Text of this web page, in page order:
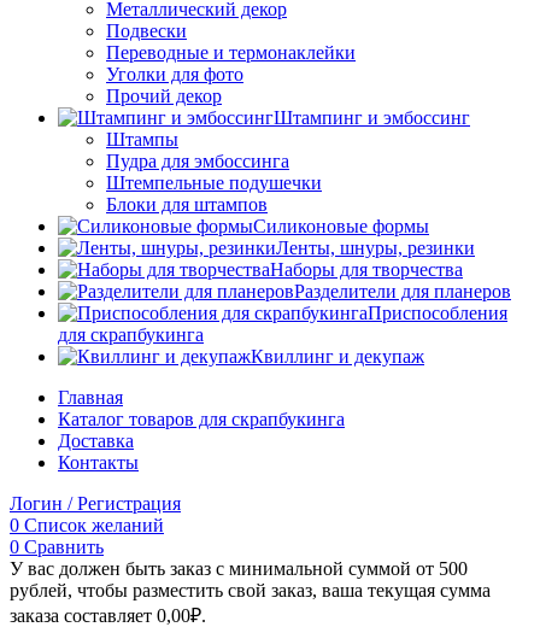
Металлический декор
Подвески
Переводные и термонаклейки
Уголки для фото
Прочий декор
Штампинг и эмбоссинг
Штампы
Пудра для эмбоссинга
Штемпельные подушечки
Блоки для штампов
Силиконовые формы
Ленты, шнуры, резинки
Наборы для творчества
Разделители для планеров
Приспособления
для скрапбукинга
Квиллинг и декупаж
Главная
Каталог товаров для скрапбукинга
Доставка
Контакты
Логин / Регистрация
0 Список желаний
0 Сравнить
У вас должен быть заказ с минимальной суммой от 500
рублей, чтобы разместить свой заказ, ваша текущая сумма
заказа составляет 0,00₽.